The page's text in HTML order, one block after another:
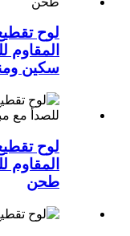
لوح
سكين
لوح
طحن